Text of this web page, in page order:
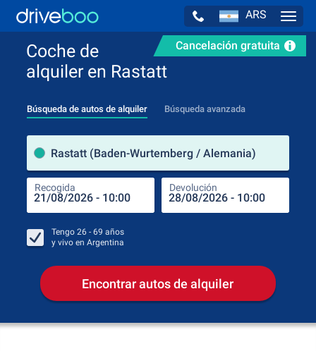
ARS
Cancelación gratuita
Coche de
alquiler en Rastatt
Búsqueda de autos de alquiler Búsqueda avanzada
Rastatt (Baden-Wurtemberg / Alemania)
Recogida Devolución
Tengo 26 - 69 años
y vivo en Argentina
Encontrar autos de alquiler